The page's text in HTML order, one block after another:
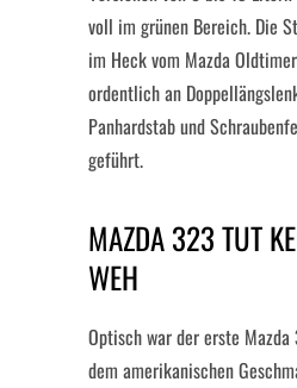
voll im grünen Bereich. Die
im Heck vom Mazda
ordentlich an
Panhardstab und
geführt.
MAZDA 323 TUT
WEH
Optisch war der erste
dem amerikanischen